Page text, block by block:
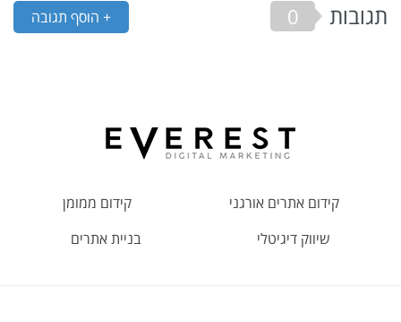
תגובות 0 + הוסף תגובה
קידום אתרים אורגני
קידום ממומן
שיווק דיגיטלי
בניית אתרים